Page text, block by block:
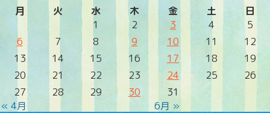
月 火 水 木 金 土 日
« 4月 6月 »
1 2 3 4
5
6
7 8 9 10 11
12
13
14 15 16 17 18
19
20
21 22 23 24 25
26
27
28 29 30 31